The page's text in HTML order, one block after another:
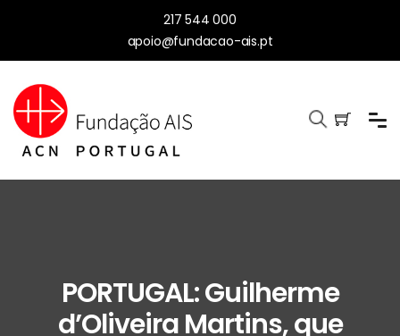
217 544 000
apoio@fundacao-ais.pt
PORTUGAL: Guilherme
d’Oliveira Martins, que